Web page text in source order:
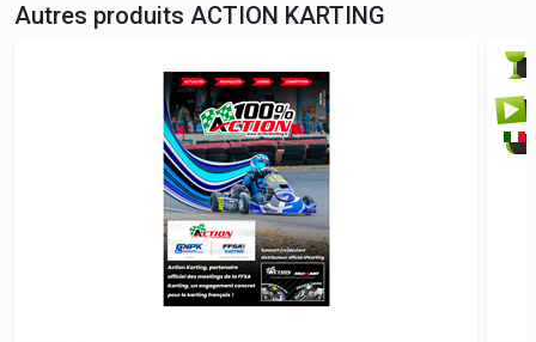
Autres produits ACTION KARTING